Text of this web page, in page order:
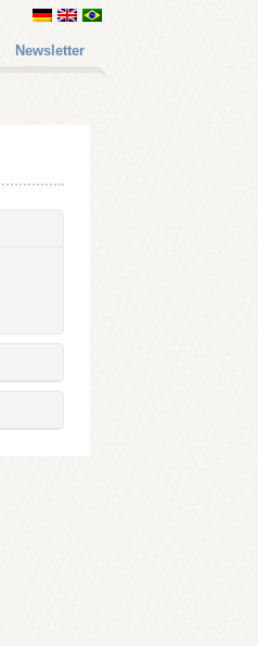
Newsletter